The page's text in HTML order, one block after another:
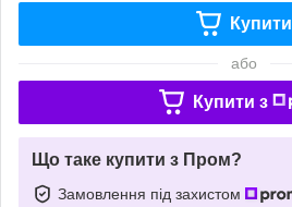
Купити
або
Купити з
Що таке купити з Пром?
Замовлення під захистом